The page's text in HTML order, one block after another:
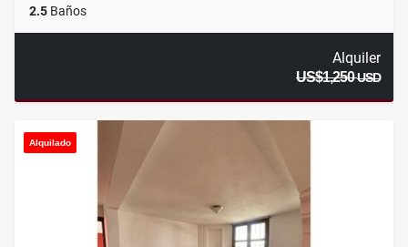
2.5 Baños
Alquiler
US$1,250USD
Alquilado